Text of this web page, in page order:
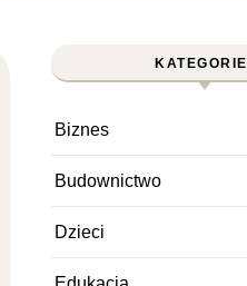
KATEGORIE
Biznes
Budownictwo
Dzieci